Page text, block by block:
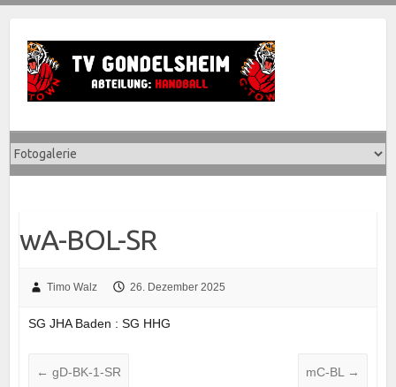
content
wA-BOL-SR
Timo Walz 26. Dezember 2025
SG JHA Baden : SG HHG
← gD-BK-1-SR mC-BL →